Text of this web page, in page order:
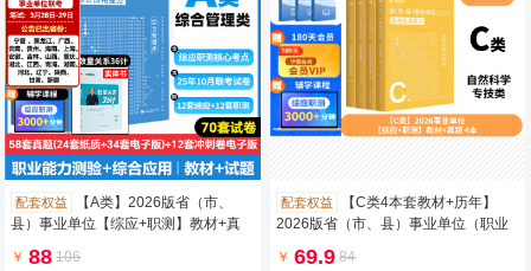
配套权益
【A类】2026版省（市、
县）事业单位【综应+职测】教材+真
￥ 88 106
配套权益
【C类4本套教材+历年】
2026版省（市、县）事业单位（职业
￥ 69.9 84